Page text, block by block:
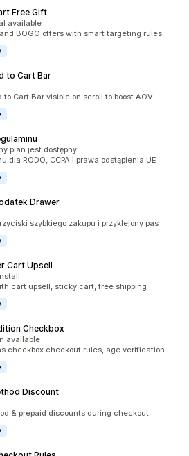
Free Gift
999
available
BOGO offers with smart targeting rules
to Cart Bar
134
Cart Bar visible on scroll to boost AOV
510
plan jest dostępny
dla RODO, CCPA i prawa odstąpienia UE
Drawer
194
szybkiego zakupu i przyklejony pas
Cart Upsell
776
cart upsell, sticky cart, free shipping
Checkbox
179
available
checkbox checkout rules, age verification
Discount
66
& prepaid discounts during checkout